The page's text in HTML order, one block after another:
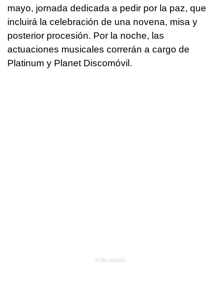
mayo, jornada dedicada a pedir por la paz, que
incluirá la celebración de una novena, misa y
posterior procesión. Por la noche, las
actuaciones musicales correrán a cargo de
Platinum y Planet Discomóvil.